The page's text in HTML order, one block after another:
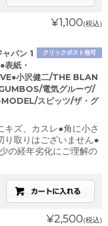
¥1,100(税込)
クリックポスト他可
パン 1
紙・
小沢健二/THE BLAN
電気グルーヴ/
スピッツ/ザ・グ
キズ、カスレ●角に小さ
り取りはございません●
の経年劣化にご理解の
¥2,500(税込)